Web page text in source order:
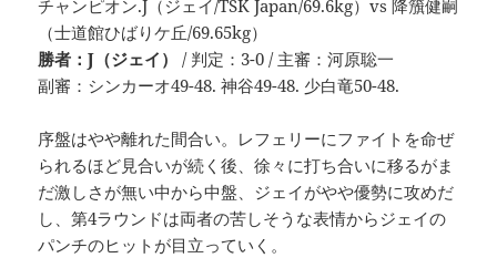
チャンピオン.J（ジェイ/TSK Japan/69.6kg）vs 降籏健嗣
（士道館ひばりケ丘/69.65kg）
勝者：J（ジェイ）
/ 判定：3-0 / 主審：河原聡一
副審：シンカーオ49-48. 神谷49-48. 少白竜50-48.
序盤はやや離れた間合い。レフェリーにファイトを命ぜ
られるほど見合いが続く後、徐々に打ち合いに移るがま
だ激しさが無い中から中盤、ジェイがやや優勢に攻めだ
し、第4ラウンドは両者の苦しそうな表情からジェイの
パンチのヒットが目立っていく。